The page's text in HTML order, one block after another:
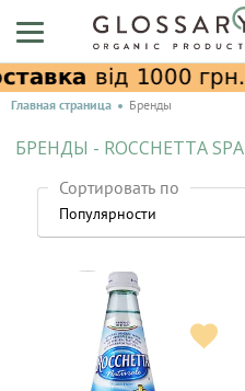
Главная страница Бренды
БРЕНДЫ - ROCCHETTA SPA
Сортировать по